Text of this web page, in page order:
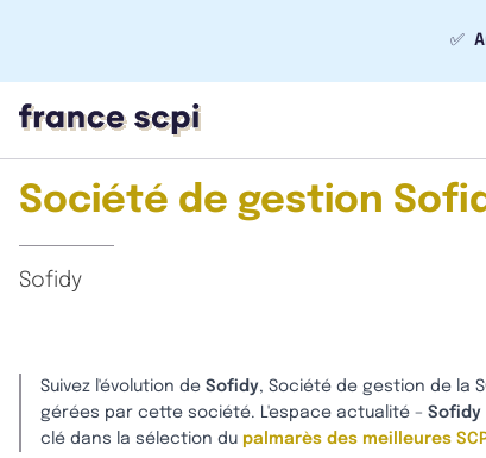
✅
Société de gestion
Sofidy
Suivez l'évolution de Sofidy, Société de gestion de la
gérées par cette société. L'espace actualité – Sofidy
clé dans la sélection du palmarès des meilleures